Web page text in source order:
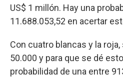
US$ 1 millón. Hay una
11.688.053,52 en acertar
Con cuatro blancas y la
50.000 y para que se dé
probabilidad de una entre